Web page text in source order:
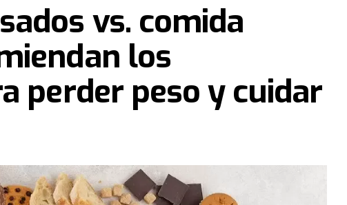
vs. comida
los
perder peso y cuidar